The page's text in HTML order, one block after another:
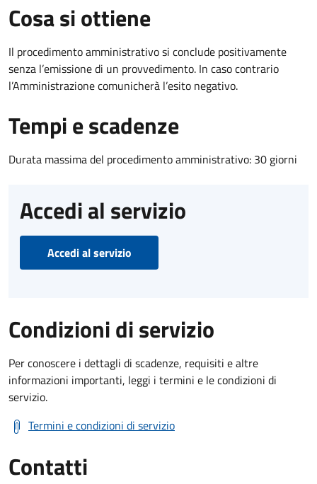
Cosa si ottiene
Il procedimento amministrativo si conclude positivamente
senza l’emissione di un provvedimento. In caso contrario
l’Amministrazione comunicherà l’esito negativo.
Tempi e scadenze
Durata massima del procedimento amministrativo: 30 giorni
Accedi al servizio
Accedi al servizio
Condizioni di servizio
Per conoscere i dettagli di scadenze, requisiti e altre
informazioni importanti, leggi i termini e le condizioni di
servizio.
Termini e condizioni di servizio
Contatti